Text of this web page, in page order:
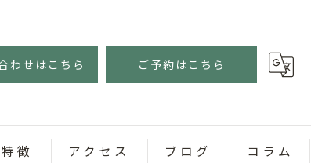
わせはこちら ご予約はこちら
徴 アクセス ブログ コラム